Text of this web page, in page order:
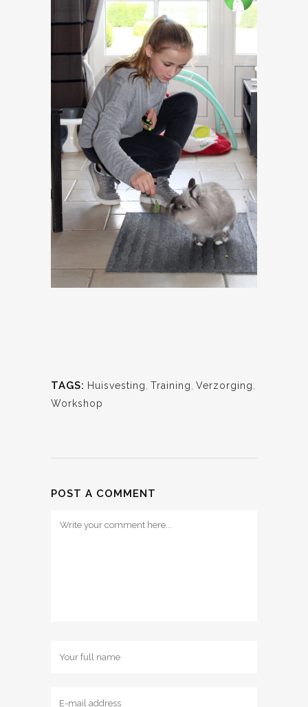
TAGS: Huisvesting Training Verzorging
Workshop
POST A COMMENT